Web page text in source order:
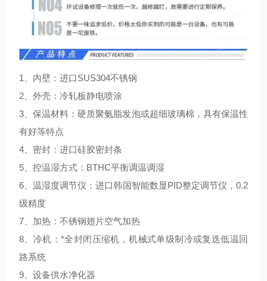
1、内壁：进口SUS304不锈钢
2、外壳：冷轧板静电喷涂
3、保温材料：硬质聚氨脂发泡或超细玻璃棉，具有保温性
有好等特点
4、密封：进口硅胶密封条
5、控温湿方式：BTHC平衡调温调湿
6、温湿度调节仪：进口韩国智能数显PID整定调节仪，0.2
级精度
7、加热：不锈钢翅片空气加热
8、冷机：*全封闭压缩机，机械式单级制冷或复迭低温回
路系统
9、设备供水净化器